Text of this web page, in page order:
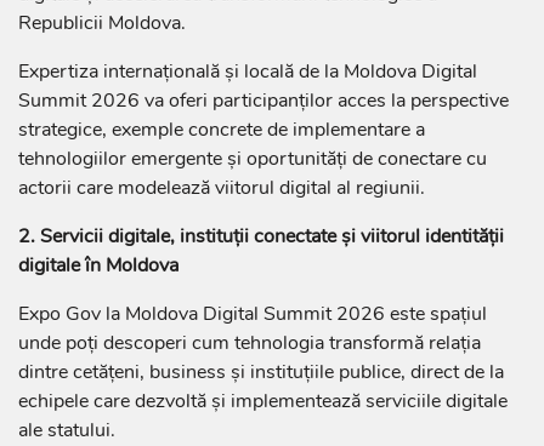
Republicii Moldova.
Expertiza internațională și locală de la Moldova Digital
Summit 2026 va oferi participanților acces la perspective
strategice, exemple concrete de implementare a
tehnologiilor emergente și oportunități de conectare cu
actorii care modelează viitorul digital al regiunii.
2. Servicii digitale, instituții conectate și viitorul identității
digitale în Moldova
Expo Gov la Moldova Digital Summit 2026 este spațiul
unde poți descoperi cum tehnologia transformă relația
dintre cetățeni, business și instituțiile publice, direct de la
echipele care dezvoltă și implementează serviciile digitale
ale statului.